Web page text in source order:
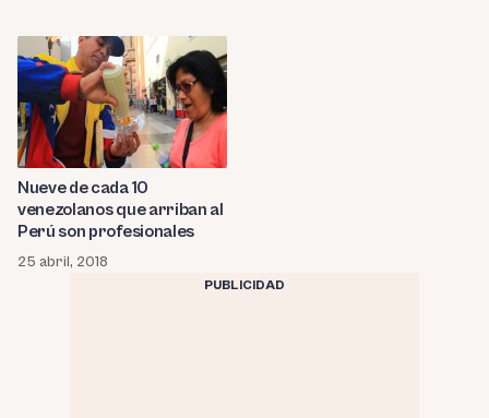
Nueve de cada 10
venezolanos que arriban al
Perú son profesionales
25 abril, 2018
PUBLICIDAD